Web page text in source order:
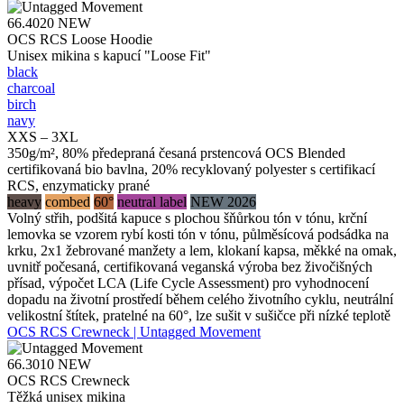
66.4020 NEW
OCS RCS Loose Hoodie
Unisex mikina s kapucí "Loose Fit"
black
charcoal
birch
navy
XXS – 3XL
350g/m², 80% předepraná česaná prstencová OCS Blended
certifikovaná bio bavlna, 20% recyklovaný polyester s certifikací
RCS, enzymaticky prané
heavy combed 60° neutral label NEW 2026
Volný střih, podšitá kapuce s plochou šňůrkou tón v tónu, krční
lemovka se vzorem rybí kosti tón v tónu, půlměsícová podsádka na
krku, 2x1 žebrované manžety a lem, klokaní kapsa, měkké na omak,
uvnitř počesaná, certifikovaná veganská výroba bez živočišných
přísad, výpočet LCA (Life Cycle Assessment) pro vyhodnocení
dopadu na životní prostředí během celého životního cyklu, neutrální
velikostní štítek, pratelné na 60°, lze sušit v sušičce při nízké teplotě
OCS RCS Crewneck | Untagged Movement
66.3010 NEW
OCS RCS Crewneck
Těžká unisex mikina